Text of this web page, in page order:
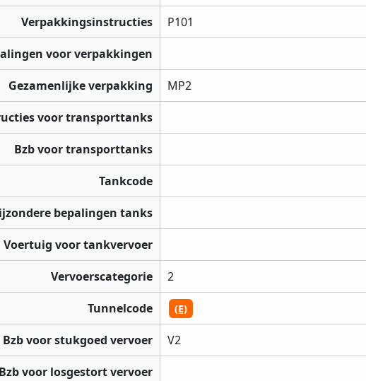
Verpakkingsinstructies P101
voor verpakkingen
Gezamenlijke verpakking MP2
voor transporttanks
Bzb voor transporttanks
Tankcode
bepalingen tanks
Voertuig voor tankvervoer
Vervoerscategorie 2
Tunnelcode (E)
Bzb voor stukgoed vervoer V2
voor losgestort vervoer